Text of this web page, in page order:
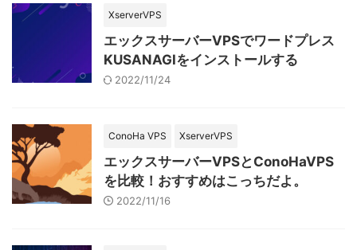
XserverVPS
エックスサーバーVPSでワードプレス
KUSANAGIをインストールする
2022/11/24
ConoHa VPS XserverVPS
エックスサーバーVPSとConoHaVPS
を比較！おすすめはこっちだよ。
2022/11/16